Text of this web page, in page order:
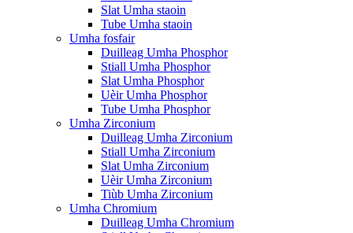
Slat Umha staoin
Tube Umha staoin
Umha fosfair
Duilleag Umha Phosphor
Stiall Umha Phosphor
Slat Umha Phosphor
Uèir Umha Phosphor
Tube Umha Phosphor
Umha Zirconium
Duilleag Umha Zirconium
Stiall Umha Zirconium
Slat Umha Zirconium
Uèir Umha Zirconium
Tiùb Umha Zirconium
Umha Chromium
Duilleag Umha Chromium